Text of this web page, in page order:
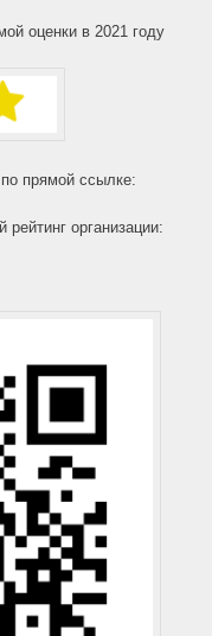
оценки в 2021 году
прямой ссылке:
организации: